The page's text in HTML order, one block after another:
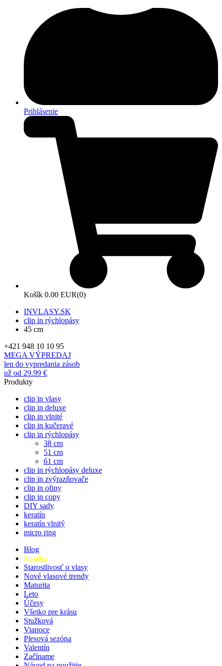
Prihlásenie
Košík 0.00 EUR(0)
INVLASY.SK
clip in rýchlopásy
45 cm
+421 948 10 10 95
MEGA VÝPREDAJ
len do vypredania zásob
už od 29.99 €
Produkty
clip in vlasy
clip in deluxe
clip in vlnité
clip in kučeravé
clip in rýchlopásy
38 cm
51 cm
61 cm
clip in rýchlopásy deluxe
clip in zvýrazňovače
clip in ofiny
clip in copy
DIY sady
keratín
keratín vlnitý
micro ring
Blog
Svadba
Starostlivosť o vlasy
Nové vlasové trendy
Maturita
Leto
Účesy
Všetko pre krásu
Stužková
Vianoce
Plesová sezóna
Valentín
Začíname